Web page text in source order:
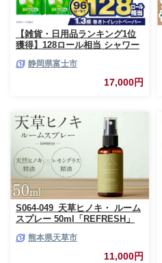
【雑貨・日用品ランキング1位
獲得】128ロール相当 シャワー
ー ダブル プレミアムシンラ 96
ロール (12R×8パック) 配達時間
指定可能 1.3倍巻き トイレット
ーパー 人気 おすすめ [sf001-
012]
静岡県富士市
17,000円
S064-049_天草ヒノキ・ ルーム
スプレー 50ml「REFRESH」
熊本県天草市
11,000円